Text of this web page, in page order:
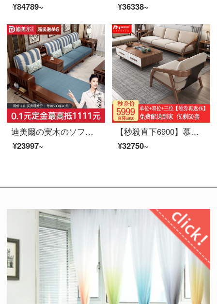
¥84789~
¥36338~
迪美爾の実木のソファーは組み合わせて分解して洗って客間にゴムの木を詰めて家具を整えることができます。
¥23997~
【秒殺直下6900】慕尼思丹ソファの実木ソファの小さな家型布芸ソファ北欧の新しい中国式家具屋セット【輸入ホワイトワックスの木】ダブルアーム（151*86*66 cm）【輸入ホワイトワックスの木+科学技術シートバッグ】
¥32750~